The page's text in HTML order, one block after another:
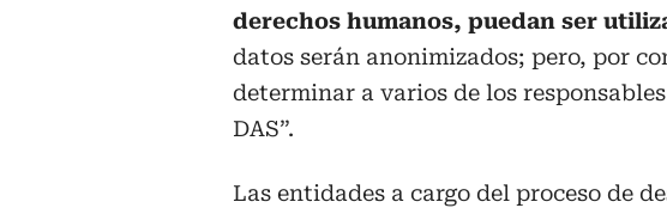
derechos humanos, puedan ser
datos serán anonimizados; pero, por
determinar a varios de los
DAS”.
Las entidades a cargo del proceso de